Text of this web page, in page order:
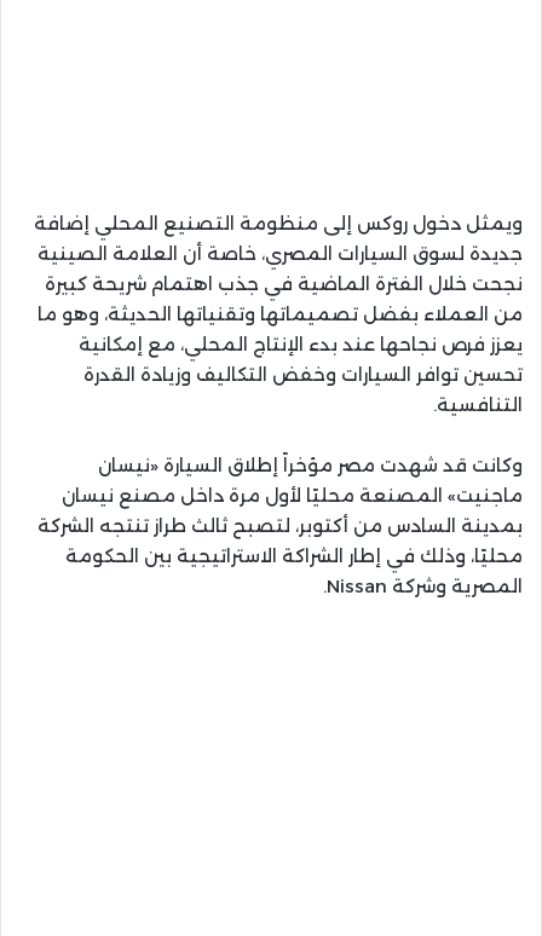
ويمثل دخول روكس إلى منظومة التصنيع المحلي إضافة
جديدة لسوق السيارات المصري، خاصة أن العلامة الصينية
نجحت خلال الفترة الماضية في جذب اهتمام شريحة كبيرة
من العملاء بفضل تصميماتها وتقنياتها الحديثة، وهو ما
يعزز فرص نجاحها عند بدء الإنتاج المحلي، مع إمكانية
تحسين توافر السيارات وخفض التكاليف وزيادة القدرة
التنافسية.
وكانت قد شهدت مصر مؤخراً إطلاق السيارة «نيسان
ماجنيت» المصنعة محليًا لأول مرة داخل مصنع نيسان
بمدينة السادس من أكتوبر، لتصبح ثالث طراز تنتجه الشركة
محليًا، وذلك في إطار الشراكة الاستراتيجية بين الحكومة
المصرية وشركة Nissan.